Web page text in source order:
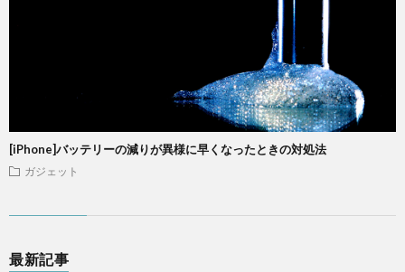
[iPhone]バッテリーの減りが異様に早くなったときの対処法
ガジェット
最新記事